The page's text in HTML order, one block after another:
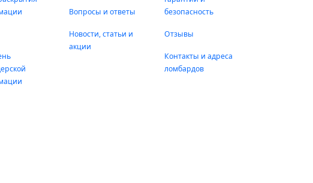
Вопросы и ответы
Новости, статьи и
акции
безопасность
Отзывы
Контакты и адреса
ломбардов